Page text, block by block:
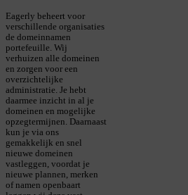
Eagerly beheert voor
verschillende organisaties
de domeinnamen
portefeuille. Wij
verhuizen alle domeinen
en zorgen voor een
overzichtelijke
administratie. Je hebt
daarmee inzicht in al je
domeinen en mogelijke
opzegtermijnen. Daarnaast
kun je via ons
gemakkelijk en snel
nieuwe domeinen
vastleggen, voordat je
nieuwe plannen, merken
of namen openbaart